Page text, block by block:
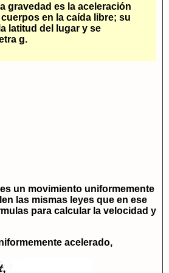
gravedad es la aceleración
en la caída libre; su
latitud del lugar y se
g.
un movimiento uniformemente
las mismas leyes que en ese
para calcular la velocidad y
acelerado,